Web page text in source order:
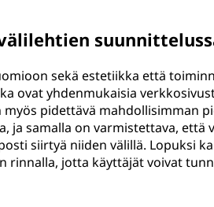
sekä estetiikka että
ovat yhdenmukaisia
pidettävä mahdollisimman
ja samalla on varmistettava, että
siirtyä niiden välillä. Lopuksi
jotta käyttäjät voivat